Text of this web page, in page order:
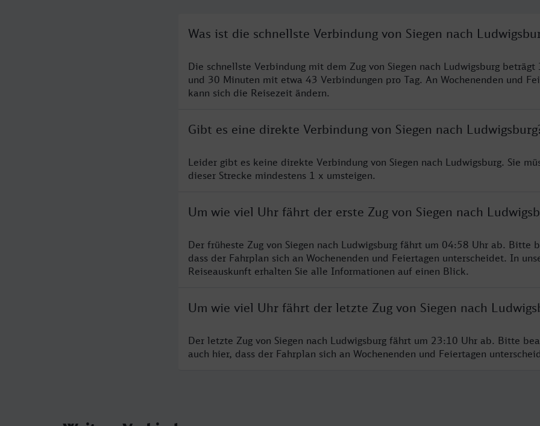
Was ist die schnellste Verbindung von Siegen nach
Die schnellste Verbindung mit dem Zug von Siegen nach Ludwigsburg beträgt
und 30 Minuten mit etwa 43 Verbindungen pro Tag. An Wochenenden und
kann sich die Reisezeit ändern.
Gibt es eine direkte Verbindung von Siegen nach
Leider gibt es keine direkte Verbindung von Siegen nach Ludwigsburg. Sie
dieser Strecke mindestens 1 x umsteigen.
Um wie viel Uhr fährt der erste Zug von Siegen nach
Der früheste Zug von Siegen nach Ludwigsburg fährt um 04:58 Uhr ab. Bitte
dass der Fahrplan sich an Wochenenden und Feiertagen unterscheidet. In
Reiseauskunft erhalten Sie alle Informationen auf einen Blick.
Um wie viel Uhr fährt der letzte Zug von Siegen nach
Der letzte Zug von Siegen nach Ludwigsburg fährt um 23:10 Uhr ab. Bitte
auch hier, dass der Fahrplan sich an Wochenenden und Feiertagen